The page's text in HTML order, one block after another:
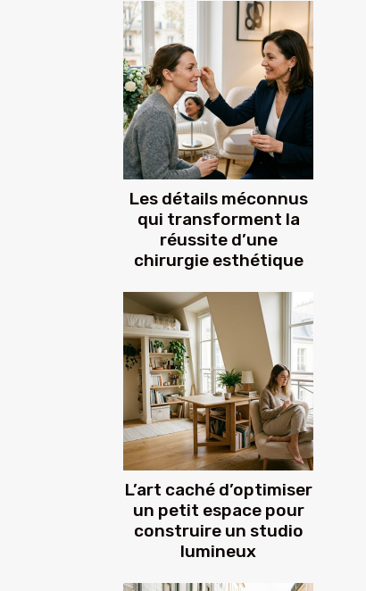
Les détails méconnus
qui transforment la
réussite d’une
chirurgie esthétique
L’art caché d’optimiser
un petit espace pour
construire un studio
lumineux